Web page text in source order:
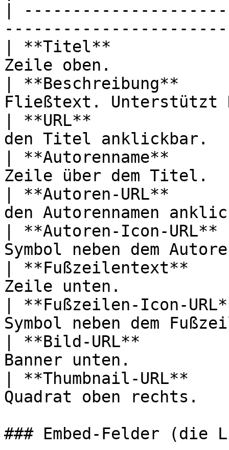
|
| **Titel**
Zeile oben.
| **Beschreibung**
Fließtext. Unterstützt
| **URL**
den Titel
| **Autorenname**
Zeile über dem
| **Autoren-URL**
den Autorennamen
| **Autoren-Icon-
Symbol neben dem
| **Fußzeilentext**
Zeile unten.
| **Fußzeilen-Icon-
Symbol neben dem
| **Bild-URL**
Banner unten.
| **Thumbnail-URL**
Quadrat oben
### Embed-Felder (die